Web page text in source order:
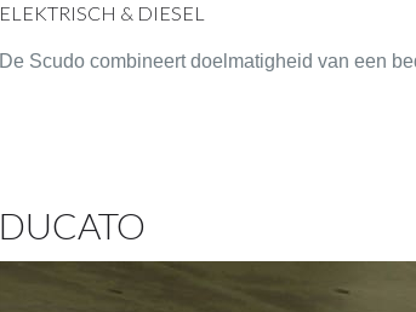
ELEKTRISCH & DIESEL
De Scudo combineert doelmatigheid van een
DUCATO